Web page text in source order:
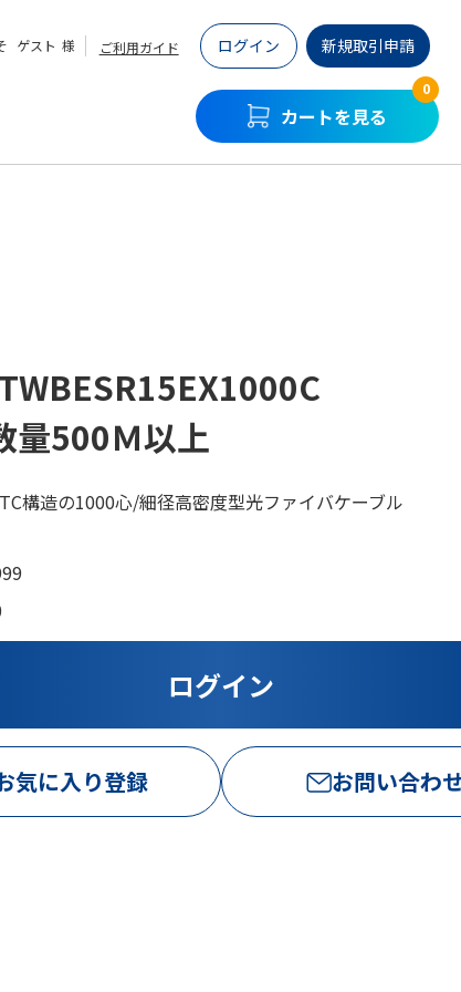
ゲスト 様 ご利用ガイド ログイン 新規取引申請
カートを見る
0
量500Ｍ以上
構造の1000心/細径高密度型光ファイバケーブル
気に入り登録 お問い合わ